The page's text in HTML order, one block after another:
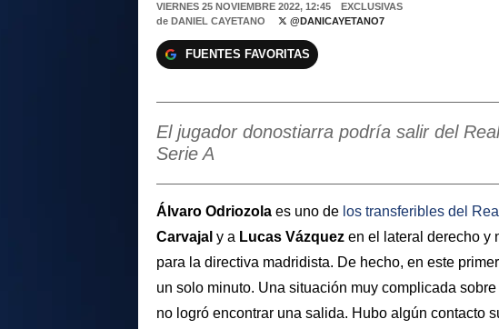
VIERNES 25 NOVIEMBRE 2022, 12:45
EXCLUSIVAS
de DANIEL CAYETANO @DANICAYETANO7
FUENTES FAVORITAS
El jugador donostiarra podría salir del
Serie A
Álvaro Odriozola es uno de los transferibles del
Carvajal y a Lucas Vázquez en el lateral derecho y
para la directiva madridista. De hecho, en este
un solo minuto. Una situación muy complicada
no logró encontrar una salida. Hubo algún contacto